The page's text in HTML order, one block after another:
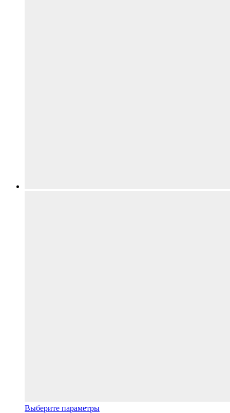
Выберите параметрыЭтот